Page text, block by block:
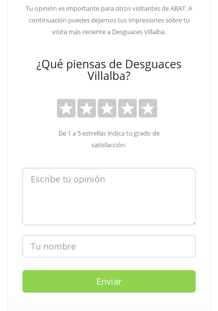
Tu opinión es importante para otros visitantes de ABAT. A
continuación puedes dejarnos tus impresiones sobre tu
visita más reciente a Desguaces Villalba.
¿Qué piensas de Desguaces
Villalba?
De 1 a 5 estrellas indica tu grado de
satisfacción.
Enviar